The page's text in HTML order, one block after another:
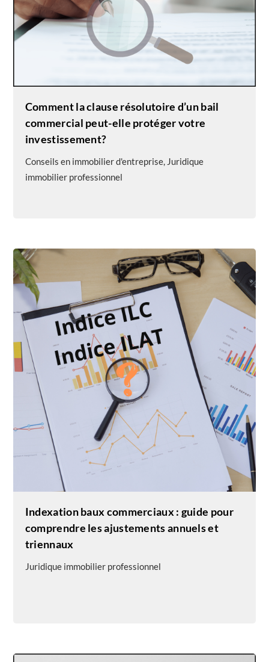
Comment la clause résolutoire d’un bail
commercial peut-elle protéger votre
investissement?
Conseils en immobilier d'entreprise, Juridique
immobilier professionnel
Indexation baux commerciaux : guide pour
comprendre les ajustements annuels et
triennaux
Juridique immobilier professionnel